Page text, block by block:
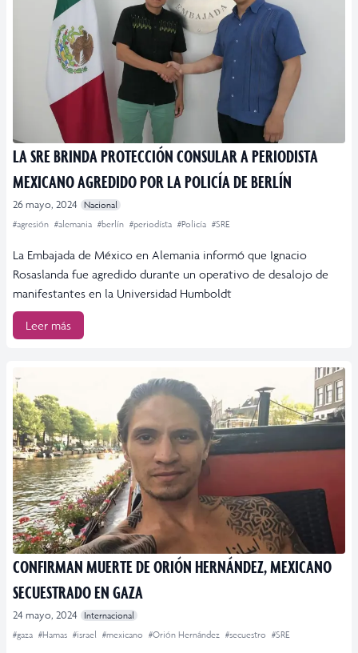
LA SRE BRINDA PROTECCIÓN CONSULAR A PERIODISTA
MEXICANO AGREDIDO POR LA POLICÍA DE BERLÍN
26 mayo, 2024
Nacional
#agresión #alemania #berlín #periodísta #Policía #SRE
La Embajada de México en Alemania informó que Ignacio
Rosaslanda fue agredido durante un operativo de desalojo de
manifestantes en la Universidad Humboldt
Leer más
CONFIRMAN MUERTE DE ORIÓN HERNÁNDEZ, MEXICANO
SECUESTRADO EN GAZA
24 mayo, 2024
Internacional
#gaza #Hamas #israel #mexicano #Orión Hernández #secuestro #SRE